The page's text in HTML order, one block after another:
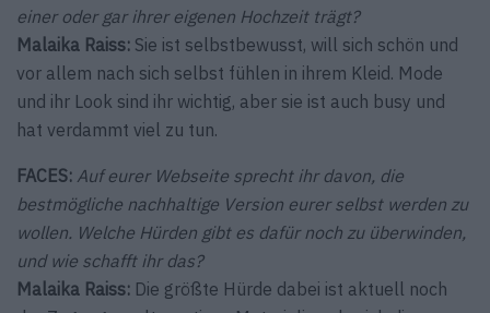
einer oder gar ihrer eigenen Hochzeit trägt?
Malaika Raiss: Sie ist selbstbewusst, will sich schön und
vor allem nach sich selbst fühlen in ihrem Kleid. Mode
und ihr Look sind ihr wichtig, aber sie ist auch busy und
hat verdammt viel zu tun.
FACES: Auf eurer Webseite sprecht ihr davon, die
bestmögliche nachhaltige Version eurer selbst werden zu
wollen. Welche Hürden gibt es dafür noch zu überwinden,
und wie schafft ihr das?
Malaika Raiss: Die größte Hürde dabei ist aktuell noch